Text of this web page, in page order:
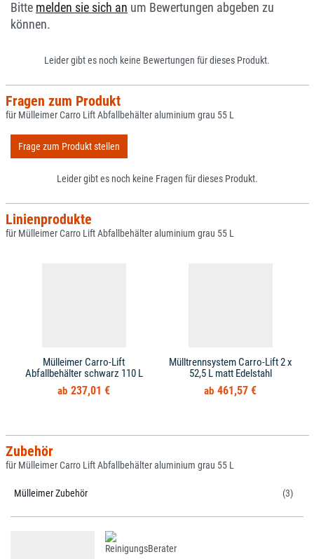
Bitte melden sie sich an um Bewertungen abgeben zu
können.
Leider gibt es noch keine Bewertungen für dieses Produkt.
Fragen zum Produkt
für Mülleimer Carro Lift Abfallbehälter aluminium grau 55 L
Frage zum Produkt stellen
Leider gibt es noch keine Fragen für dieses Produkt.
Linienprodukte
für Mülleimer Carro Lift Abfallbehälter aluminium grau 55 L
Mülleimer Carro-Lift
Abfallbehälter schwarz 110 L
237,01 €
Mülltrennsystem Carro-Lift 2 x
52,5 L matt Edelstahl
461,57 €
Zubehör
für Mülleimer Carro Lift Abfallbehälter aluminium grau 55 L
Mülleimer Zubehör (3)